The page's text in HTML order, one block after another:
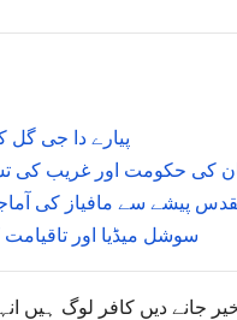
پیارے دا جی
کی حکومت اور غریب کی
پیشے سے مافیاز کی
سوشل میڈیا اور
جانے دیں کافر لوگ ہیں